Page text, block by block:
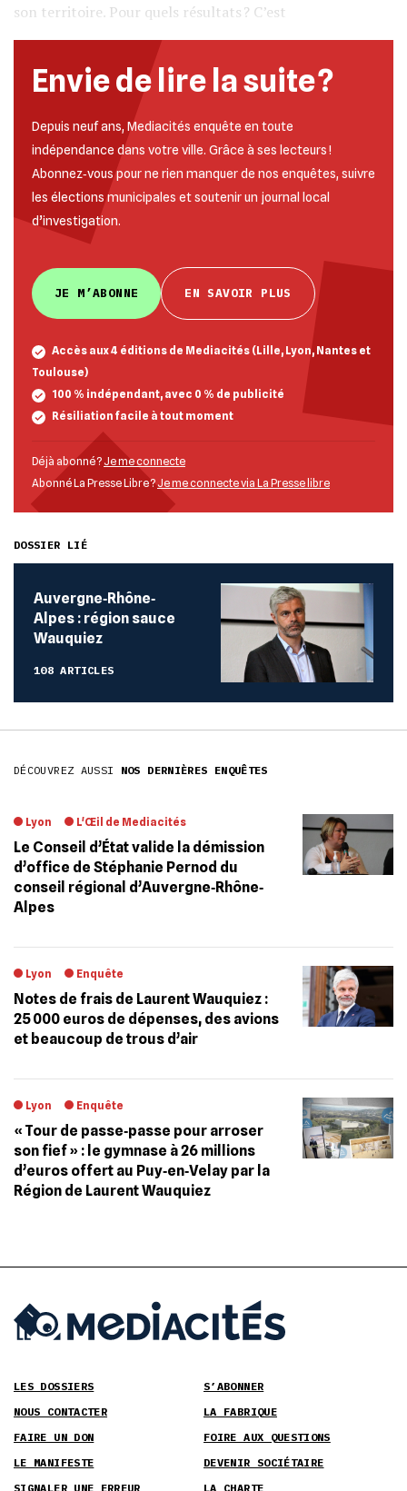
son territoire. Pour quels résultats ? C’est
Envie de lire la suite ?
Depuis neuf ans, Mediacités enquête en toute
indépendance dans votre ville. Grâce à ses lecteurs !
Abonnez‐vous pour ne rien manquer de nos enquêtes, suivre
les élections municipales et soutenir un journal local
d’investigation.
JE M’ABONNE EN SAVOIR PLUS
Accès aux 4 éditions de Mediacités (Lille, Lyon, Nantes et
Toulouse)
100 % indépendant, avec 0 % de publicité
Résiliation facile à tout moment
Déjà abonné ? Je me connecte
Abonné La Presse Libre ?Je me connecte via La Presse libre
DOSSIER LIÉ
Auvergne‐Rhône‐
Alpes : région sauce
Wauquiez
108 ARTICLES
DÉCOUVREZ AUSSI NOS DERNIÈRES ENQUÊTES
Lyon L'Œil de Mediacités
Le Conseil d’État valide la démission
d’office de Stéphanie Pernod du
conseil régional d’Auvergne‐Rhône‐
Alpes
Lyon Enquête
Notes de frais de Laurent Wauquiez :
25 000 euros de dépenses, des avions
et beaucoup de trous d’air
Lyon Enquête
« Tour de passe‐passe pour arroser
son fief » : le gymnase à 26 millions
d’euros offert au Puy‐en‐Velay par la
Région de Laurent Wauquiez
LES DOSSIERS
S’ABONNER
NOUS CONTACTER
LA FABRIQUE
FAIRE UN DON
FOIRE AUX QUESTIONS
LE MANIFESTE
DEVENIR SOCIÉTAIRE
SIGNALER UNE ERREUR
LA CHARTE